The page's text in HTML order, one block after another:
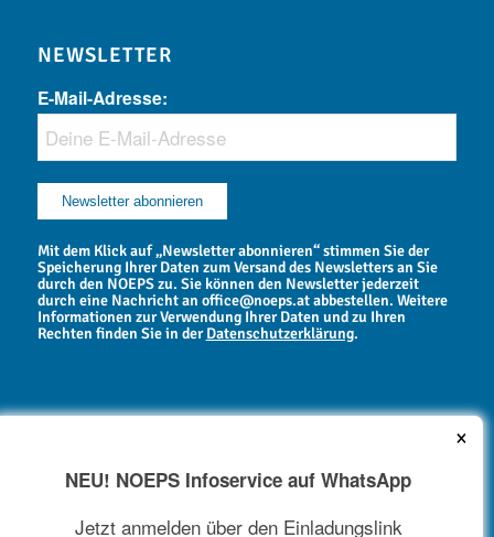
NEWSLETTER
E-Mail-Adresse:
Mit dem Klick auf „Newsletter abonnieren“ stimmen Sie der
Speicherung Ihrer Daten zum Versand des Newsletters an Sie
durch den NOEPS zu. Sie können den Newsletter jederzeit
durch eine Nachricht an office@noeps.at abbestellen. Weitere
Informationen zur Verwendung Ihrer Daten und zu Ihren
Rechten finden Sie in derDatenschutzerklärung.
NEWSARCHIV
×
NEU! NOEPS Infoservice auf WhatsApp
Jetzt anmelden über den Einladungslink